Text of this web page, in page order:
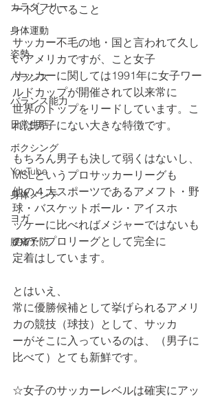
カラダフリー
身体運動
姿勢
バランス
バランス能力
日常生活
ボクシング
YouTube
身体メンテ
ヨガ
腰痛予防
ードしていること
サッカー不毛の地・国と言われて久し
いアメリカですが、こと女子
サッカーに関しては1991年に女子ワー
ルドカップが開催されて以来常に
世界のトップをリードしています。こ
れは男子にない大きな特徴です。
もちろん男子も決して弱くはないし、
MSLというプロサッカーリーグも
他の４大スポーツであるアメフト・野
球・バスケットボール・アイスホ
ッケーに比べればメジャーではないも
のの、プロリーグとして完全に
定着はしています。
とはいえ、
常に優勝候補として挙げられるアメリ
カの競技（球技）として、サッカ
ーがそこに入っているのは、（男子に
比べて）とても新鮮です。
☆女子のサッカーレベルは確実にアッ